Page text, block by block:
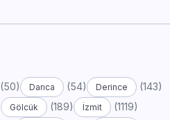
(50) Darıca (54) Derince (143)
Gölcük (189) İzmit (1119)